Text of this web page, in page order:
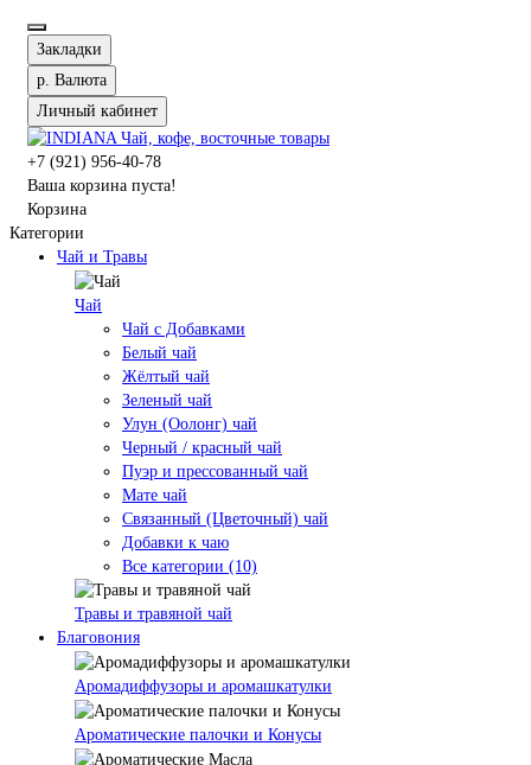
Закладки
р. Валюта
Личный кабинет
+7 (921) 956-40-78
Ваша корзина пуста!
Корзина
Категории
Чай и Травы
Чай
Чай с Добавками
Белый чай
Жёлтый чай
Зеленый чай
Улун (Оолонг) чай
Черный / красный чай
Пуэр и прессованный чай
Мате чай
Связанный (Цветочный) чай
Добавки к чаю
Все категории (10)
Травы и травяной чай
Благовония
Аромадиффузоры и аромашкатулки
Ароматические палочки и Конусы